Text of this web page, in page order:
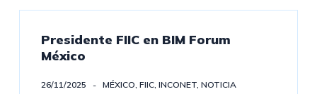
Presidente FIIC en BIM Forum
México
26/11/2025 MÉXICO, FIIC, INCONET, NOTICIA